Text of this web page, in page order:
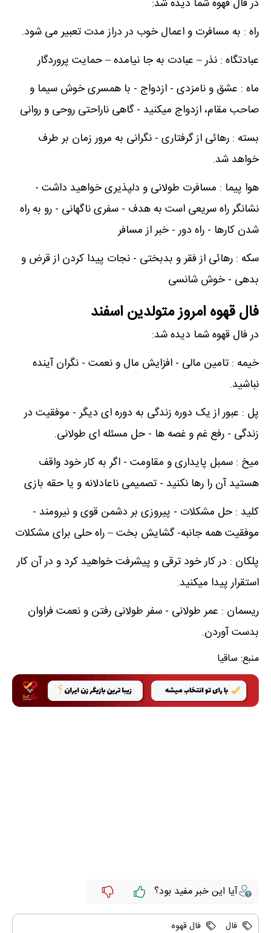
در فال قهوه شما دیده شد:
راه : به مسافرت و اعمال خوب در دراز مدت تعبیر می شود.
عبادتگاه : نذر – عبادت به جا نیامده – حمایت پروردگار
ماه : عشق و نامزدی - ازدواج - با همسری خوش سیما و
صاحب مقام، ازدواج میکنید - گاهی ناراحتی روحی و روانی
بسته : رهائی از گرفتاری - نگرانی به مرور زمان بر طرف
خواهد شد.
هوا پیما : مسافرت طولانی و دلپذیری خواهید داشت -
نشانگر راه سریعی است به هدف - سفری ناگهانی - رو به راه
شدن کارها - راه دور - خبر از مسافر
سکه : رهائی از فقر و بدبختی - نجات پیدا کردن از قرض و
بدهی - خوش شانسی
فال قهوه امروز متولدین اسفند
در فال قهوه شما دیده شد:
خیمه : تامین مالی - افزایش مال و نعمت - نگران آینده
نباشید.
پل : عبور از یک دوره زندگی به دوره ای دیگر - موفقیت در
زندگی - رفع غم و غصه ها - حل مسئله ای طولانی.
میخ : سمبل پایداری و مقاومت - اگر به کار خود واقف
هستید آن را رها نکنید - تصمیمی ناعادلانه و یا حقه بازی
کلید : حل مشکلات - پیروزی بر دشمن قوی و نیرومند -
موفقیت همه جانبه- گشایش بخت – راه حلی برای مشکلات
پلکان : در کار خود ترقی و پیشرفت خواهید کرد و در آن کار
استقرار پیدا میکنید.
ریسمان : عمر طولانی - سفر طولانی رفتن و نعمت فراوان
بدست آوردن.
منبع: ساقیا
آیا این خبر مفید بود؟
فال فال قهوه